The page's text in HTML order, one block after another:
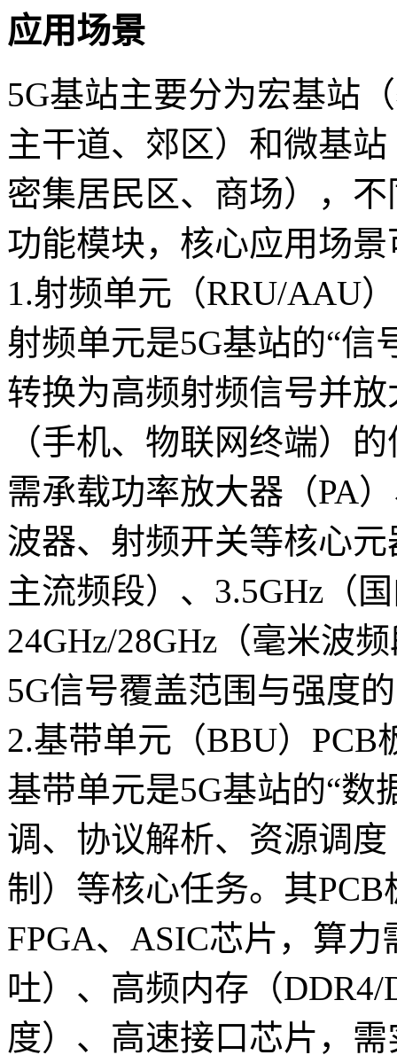
应用场景
5G基站主要分为宏基站
主干道、郊区）和微基
密集居民区、商场），
功能模块，核心应用场
1.射频单元（RRU/AAU
射频单元是5G基站的“信
转换为高频射频信号并
（手机、物联网终端）
需承载功率放大器（PA
波器、射频开关等核心元
主流频段）、3.5GHz（
24GHz/28GHz（毫米波
5G信号覆盖范围与强度
2.基带单元（BBU）PCB
基带单元是5G基站的“数
调、协议解析、资源调
制）等核心任务。其
FPGA、ASIC芯片，算力
吐）、高频内存（
度）、高速接口芯片，